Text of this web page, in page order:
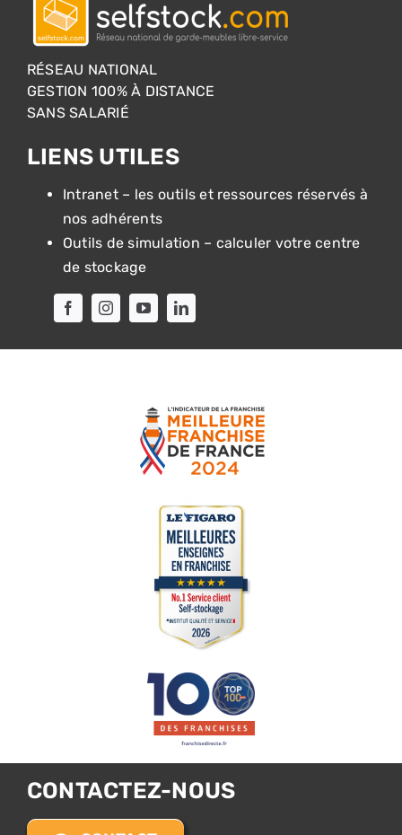
RÉSEAU NATIONAL
GESTION 100% À DISTANCE
SANS SALARIÉ
LIENS UTILES
Intranet – les outils et ressources réservés à
nos adhérents
Outils de simulation – calculer votre centre
de stockage
CONTACTEZ-NOUS